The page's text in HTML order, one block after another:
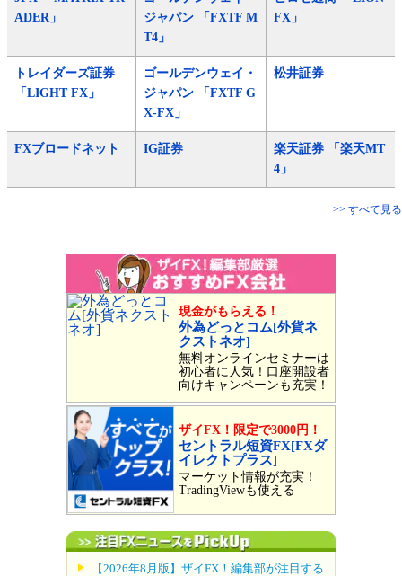
ADER」
ジャパン 「FXTF M
T4」
FX」
トレイダーズ証券
「LIGHT FX」
ゴールデンウェイ・
ジャパン 「FXTF G
X-FX」
松井証券
FXブロードネット IG証券
楽天証券 「楽天MT
4」
>> すべて見る
現金がもらえる！
外為どっとコム[外貨ネ
クストネオ]
無料オンラインセミナーは
初心者に人気！口座開設者
向けキャンペーンも充実！
ザイFX！限定で3000円！
セントラル短資FX[FXダ
イレクトプラス]
マーケット情報が充実！
TradingViewも使える
【2026年8月版】ザイFX！編集部が注目する